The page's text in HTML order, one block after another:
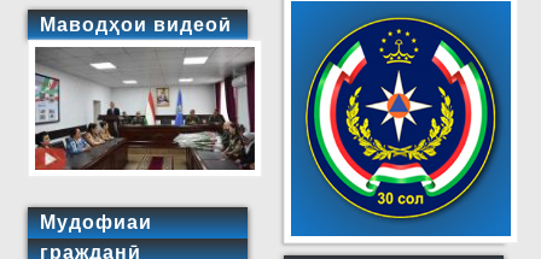
Маводҳои видеоӣ
Мудофиаи
гражданӣ